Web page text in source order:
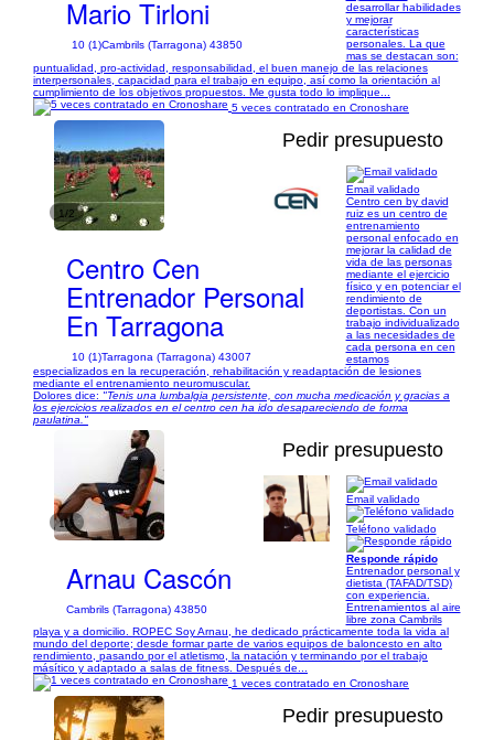
Mario Tirloni
10 (1)Cambrils (Tarragona) 43850
desarrollar habilidades
y mejorar
características
personales. La que
mas se destacan son:
puntualidad, pro-actividad, responsabilidad, el buen manejo de las relaciones
interpersonales, capacidad para el trabajo en equipo, así como la orientación al
cumplimiento de los objetivos propuestos. Me gusta todo lo implique...
5 veces contratado en Cronoshare
1/2
Pedir presupuesto
Centro Cen
Entrenador Personal
En Tarragona
10 (1)Tarragona (Tarragona) 43007
Email validado
Centro cen by david
ruiz es un centro de
entrenamiento
personal enfocado en
mejorar la calidad de
vida de las personas
mediante el ejercicio
físico y en potenciar el
rendimiento de
deportistas. Con un
trabajo individualizado
a las necesidades de
cada persona en cen
estamos
especializados en la recuperación, rehabilitación y readaptación de lesiones
mediante el entrenamiento neuromuscular.
Dolores dice: "Tenis una lumbalgia persistente, con mucha medicación y gracias a
los ejercicios realizados en el centro cen ha ido desapareciendo de forma
paulatina."
1/6
Pedir presupuesto
Arnau Cascón
Cambrils (Tarragona) 43850
Email validado
Teléfono validado
Responde rápido
Entrenador personal y
dietista (TAFAD/TSD)
con experiencia.
Entrenamientos al aire
libre zona Cambrils
playa y a domicilio. ROPEC Soy Arnau, he dedicado prácticamente toda la vida al
mundo del deporte; desde formar parte de varios equipos de baloncesto en alto
rendimiento, pasando por el atletismo, la natación y terminando por el trabajo
másítico y adaptado a salas de fitness. Después de...
1 veces contratado en Cronoshare
Pedir presupuesto